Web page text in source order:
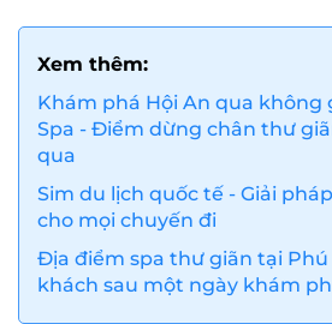
Xem thêm:
Khám phá Hội An qua không
Spa - Điểm dừng chân thư
qua
Sim du lịch quốc tế - Giải
cho mọi chuyến đi
Địa điểm spa thư giãn tại Phú
khách sau một ngày khám